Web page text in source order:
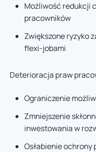
Możliwość redukcji
pracowników
Zwiększone ryzyko
flexi-jobami
Deterioracja praw
Ograniczenie
Zmniejszenie
inwestowania w
Osłabienie